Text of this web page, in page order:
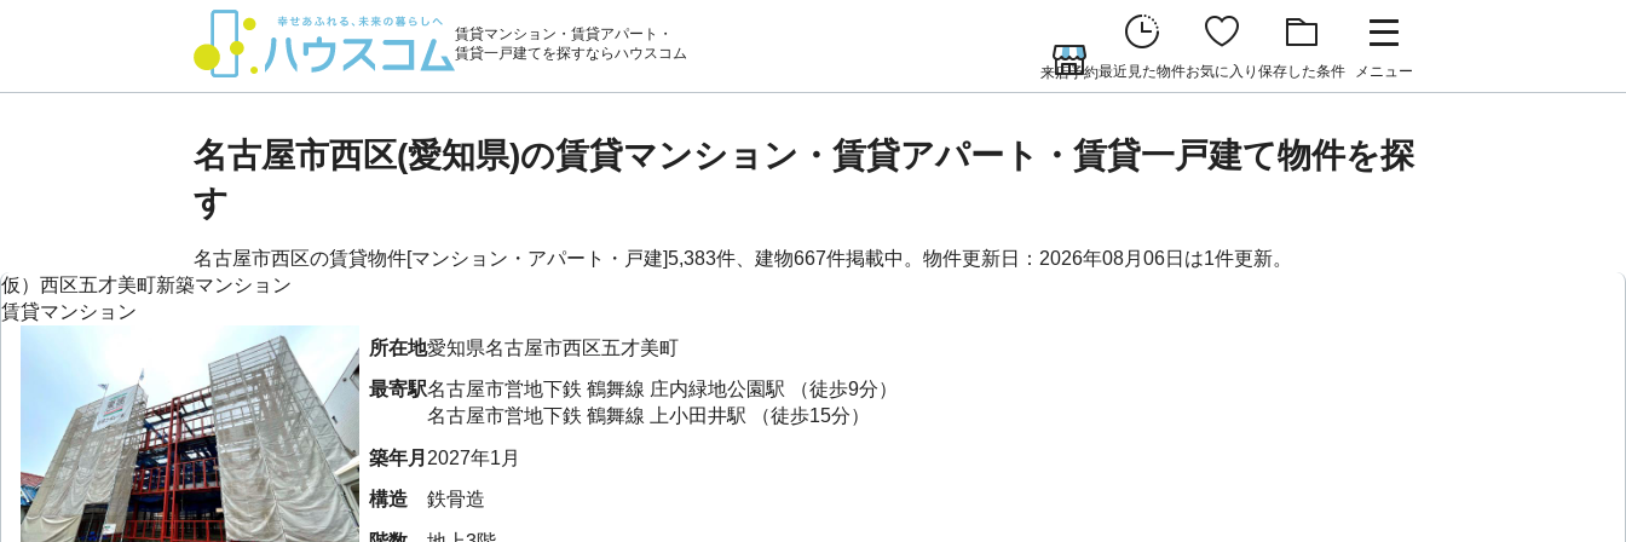
賃貸マンション・賃貸アパート・
賃貸一戸建てを探すならハウスコム
来店予約最近見た物件お気に入り 保存した条件 メニュー
名古屋市西区(愛知県)の賃貸マンション・賃貸アパート・賃貸一戸建て物件を探
す
名古屋市西区の賃貸物件[マンション・アパート・戸建]5,383件、建物667件掲載中。物件更新日：2026年08月06日は1件更新。
仮）西区五才美町新築マンション
賃貸マンション
所在地愛知県名古屋市西区五才美町
最寄駅名古屋市営地下鉄 鶴舞線 庄内緑地公園駅
（徒歩9分）
名古屋市営地下鉄 鶴舞線
上小田井駅 （徒歩15分）
築年月 2027年1月
構造 鉄骨造